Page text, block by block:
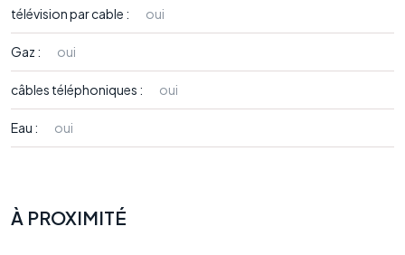
télévision par cable : oui
Gaz : oui
câbles téléphoniques : oui
Eau : oui
À PROXIMITÉ